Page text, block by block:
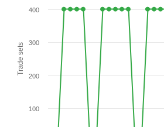
Trade sets
100
200
300
400